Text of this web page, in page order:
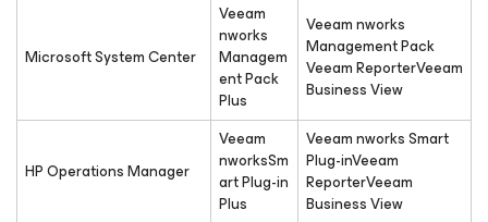
Microsoft System Center
Veeam
nworks
Managem
ent Pack
Plus
Veeam nworks
Management Pack
Veeam ReporterVeeam
Business View
HP Operations Manager
Veeam
nworksSm
art Plug-in
Plus
Veeam nworks Smart
Plug-inVeeam
ReporterVeeam
Business View